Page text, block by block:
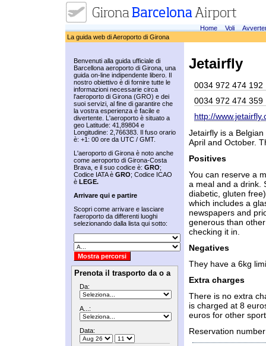
Home Voli
La guida web di Aeroporto di Girona
Benvenuti alla guida ufficiale di
Barcellona aeroporto di Girona, una
guida on-line indipendente libero. Il
nostro obiettivo è di fornire tutte le
informazioni necessarie circa
l'aeroporto di Girona (GRO) e dei
suoi servizi, al fine di garantire che
la vostra esperienza è facile e
divertente. L'aeroporto è situato a
geo Latitude: 41,89804 e
Longitudine: 2,766383. Il fuso orario
è: +1: 00 ore da UTC / GMT.
L'aeroporto di Girona è noto anche
come aeroporto di Girona-Costa
Brava, e il suo codice è: GRO;
Codice IATA è GRO; Codice ICAO
è LEGE.
Arrivare qui e partire
Scopri come arrivare e lasciare
l'aeroporto da differenti luoghi
selezionando dalla lista qui sotto:
Prenota il trasporto da o a
Da:
A...:
Data:
Jetairfly
0034 972 474 192
0034 972 474 359
http://
Jetairfly is a
April and October.
Positives
You can reserve a
a meal and a drink.
diabetic, gluten
which includes a
newspapers and
generous than
checking it in.
Negatives
They have a 6kg
Extra charges
There is no extra
is charged at 8
euros for other
Reservation